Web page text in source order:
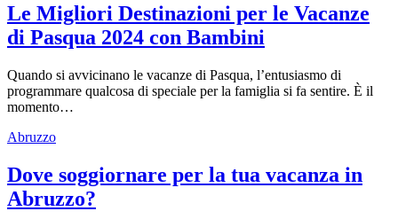
Le Migliori Destinazioni per le Vacanze
di Pasqua 2024 con Bambini
Quando si avvicinano le vacanze di Pasqua, l’entusiasmo di
programmare qualcosa di speciale per la famiglia si fa sentire. È il
momento…
Abruzzo
Dove soggiornare per la tua vacanza in
Abruzzo?